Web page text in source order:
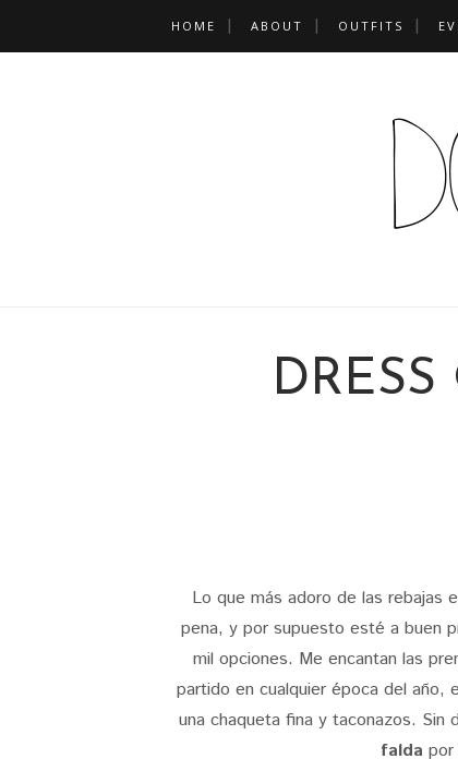
HOME ABOUT OUTFITS
DRESS
Lo que más adoro de las rebajas
pena, y por supuesto esté a buen
mil opciones. Me encantan las
partido en cualquier época del año,
una chaqueta fina y taconazos. Sin
falda